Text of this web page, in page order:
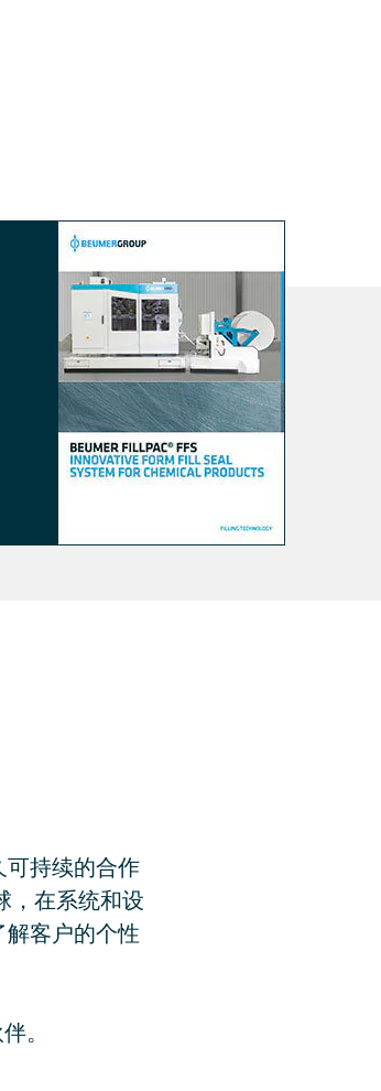
持续的合作
，在系统和设
客户的个性
。